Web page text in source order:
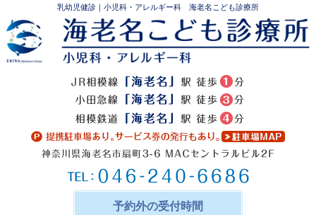
乳幼児健診｜小児科・アレルギー科 海老名こども診療所
予約外の受付時間